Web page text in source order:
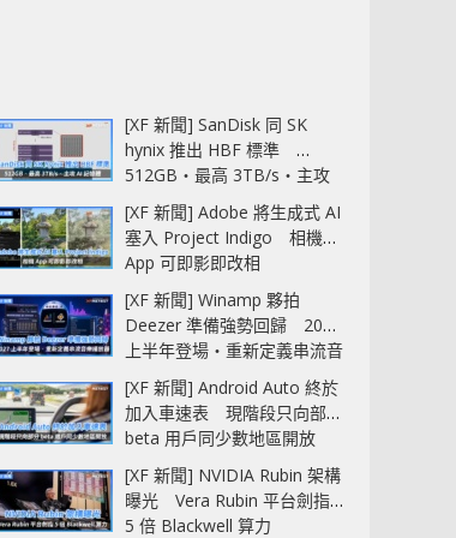
[XF 新聞] SanDisk 同 SK
hynix 推出 HBF 標準
512GB‧最高 3TB/s‧主攻
AI 記憶體
[XF 新聞] Adobe 將生成式 AI
塞入 Project Indigo 相機
App 可即影即改相
[XF 新聞] Winamp 夥拍
Deezer 準備強勢回歸 2027
上半年登場‧重新定義串流音
樂播放器
[XF 新聞] Android Auto 終於
加入車速表 現階段只向部分
beta 用戶同少數地區開放
[XF 新聞] NVIDIA Rubin 架構
曝光 Vera Rubin 平台劍指
5 倍 Blackwell 算力